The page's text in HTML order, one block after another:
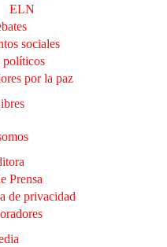
ELN
sociales
políticos
por la paz
Prensa
de privacidad